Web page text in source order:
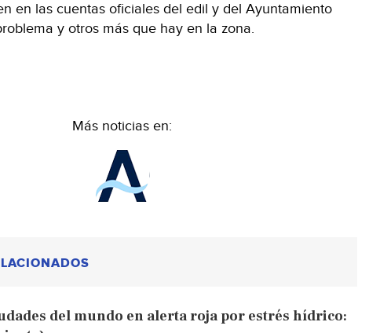
en las cuentas oficiales del edil y del Ayuntamiento
y otros más que hay en la zona.
Más noticias en:
del mundo en alerta roja por estrés hídrico: